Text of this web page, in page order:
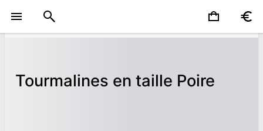
Tourmalines en taille Poire